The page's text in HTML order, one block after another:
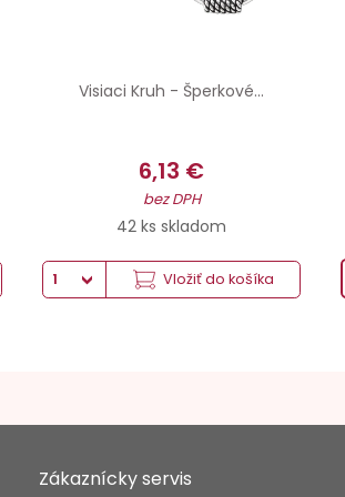
Visiaci Kruh - Šperkové...
6,13 €
bez DPH
42 ks skladom
Vložiť do košíka
Zákaznícky servis